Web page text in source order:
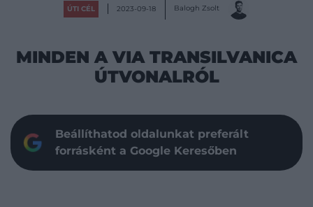
ÚTI CÉL 2023-09-18 Balogh Zsolt
MINDEN A VIA TRANSILVANICA
ÚTVONALRÓL
Beállíthatod oldalunkat preferált
forrásként a Google Keresőben